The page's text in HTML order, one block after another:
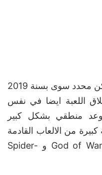
بما ان موعد انتهاء التطوير لم يكن محدد سوى بسنة 2019
اللعبة ايضا في نفس
منطقي بشكل كبير
من الالعاب القادمة
خلال العام القادم 2018 مثل God of War و Spider-